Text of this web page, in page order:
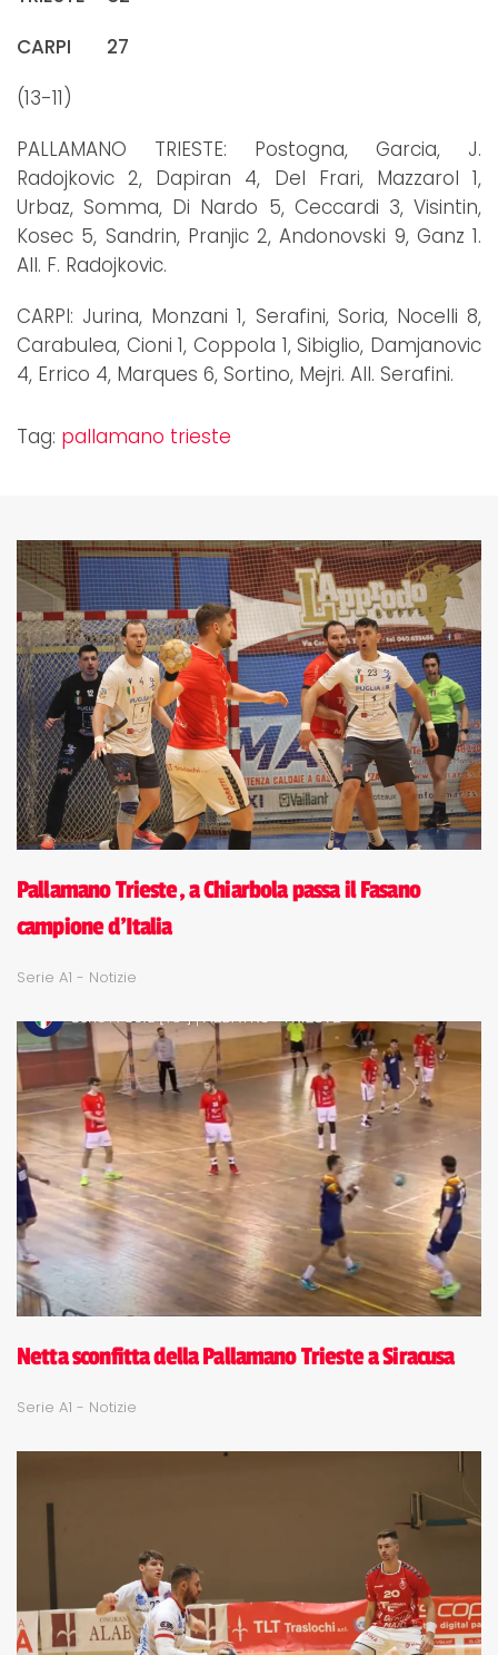
CARPI 27
(13-11)
PALLAMANO TRIESTE: Postogna, Garcia, J.
Radojkovic 2, Dapiran 4, Del Frari, Mazzarol 1,
Urbaz, Somma, Di Nardo 5, Ceccardi 3, Visintin,
Kosec 5, Sandrin, Pranjic 2, Andonovski 9, Ganz 1.
All. F. Radojkovic.
CARPI: Jurina, Monzani 1, Serafini, Soria, Nocelli 8,
Carabulea, Cioni 1, Coppola 1, Sibiglio, Damjanovic
4, Errico 4, Marques 6, Sortino, Mejri. All. Serafini.
Tag: pallamano trieste
Pallamano Trieste, a Chiarbola passa il Fasano
campione d'Italia
Serie A1 - Notizie
Netta sconfitta della Pallamano Trieste a Siracusa
Serie A1 - Notizie